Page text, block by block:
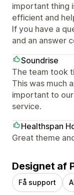
important thing
efficient and
If you have a
and an answer
Soundrise
The team took
This was much
important to
service.
Healthspan
Great theme
Designet af
Få support